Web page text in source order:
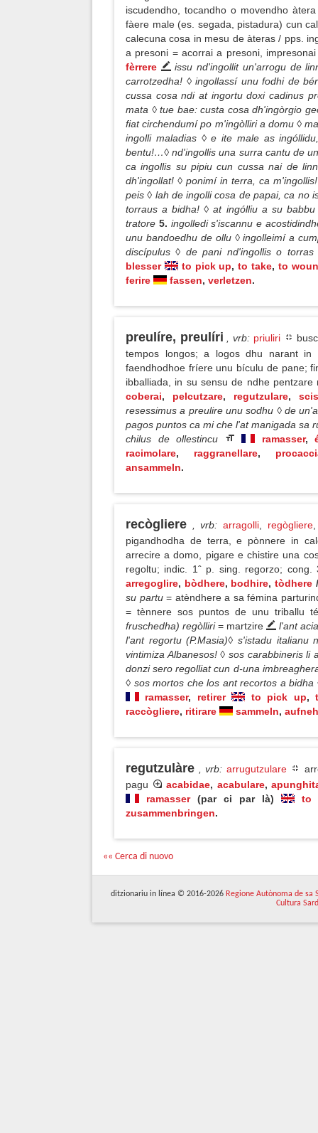
iscudendho, tocandho o movendho
fàere male (es. segada, pistadura) cun
calecuna cosa in mesu de àteras / pps.
a presoni = acorrai a presoni,
fèrrere
issu nd'ingollit un'arrogu de
carrotzedha! ◊ ingollassí unu fodhi de
cussa cosa ndi at ingortu doxi cadinus
mata ◊ tue bae: custa cosa dh'ingòrgio
fiat circhendumí po m'ingòlliri a domu ◊
ingolli maladias ◊ e ite male as
bentu!…◊ nd'ingollis una surra cantu de
ca ingollis su pipiu cun cussa nai de
dh'ingollat! ◊ ponimí in terra, ca
peis ◊ lah de ingolli cosa de papai, ca no
torraus a bidha! ◊ at ingólliu a su
tratore 5. ingolledi s'iscannu e
unu bandoedhu de ollu ◊ ingolleimí a
discípulus ◊ de pani nd'ingollis o
blesser
to pick up, to take, to
ferire
fassen, verletzen.
preulíre, preulíri , vrb: priuliri
tempos longos; a logos dhu narant
faendhodhoe fríere unu bículu de pane;
ibballiada, in su sensu de ndhe
coberai, pelcutzare, regutzulare,
resessimus a preulire unu sodhu ◊ de
pagos puntos ca mi che l'at manigada sa
chilus de ollestincu
ramasser,
racimolare, raggranellare,
ansammeln.
recògliere , vrb: arragolli, regògliere
pigandhodha de terra, e pònnere in
arrecire a domo, pigare e chistire una
regoltu; indic. 1ˆ p. sing. regorzo;
arregoglire, bòdhere, bodhire, tòdhere /
su partu= atèndhere a sa fémina
= tènnere sos puntos de unu triballu
fruschedha) regòlliri= martzire
l'ant
l'ant regortu (P.Masia)◊ s'istadu
vintimiza Albanesos! ◊ sos carabbineris
donzi sero regolliat cun d-una
◊ sos mortos che los ant recortos a
ramasser, retirer to pick up,
raccògliere, ritirare sammeln,
regutzulàre , vrb: arrugutzulare
pagu
acabidae, acabulare,
ramasser(par ci par là)
to
zusammenbringen.
«« Cerca di nuovo
ditzionariu in línea © 2016-2026 Regione Autònoma de sa
Cultura